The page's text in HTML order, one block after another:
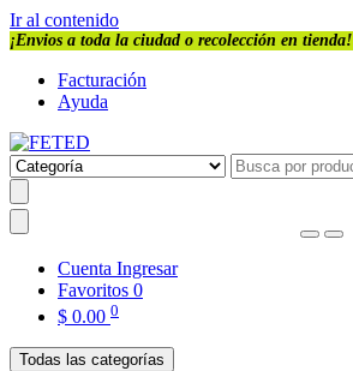
Ir al contenido
¡Envios a toda la ciudad o recolección en tienda!
Facturación
Ayuda
Cuenta Ingresar
Favoritos 0
$ 0.00 0
Todas las categorías